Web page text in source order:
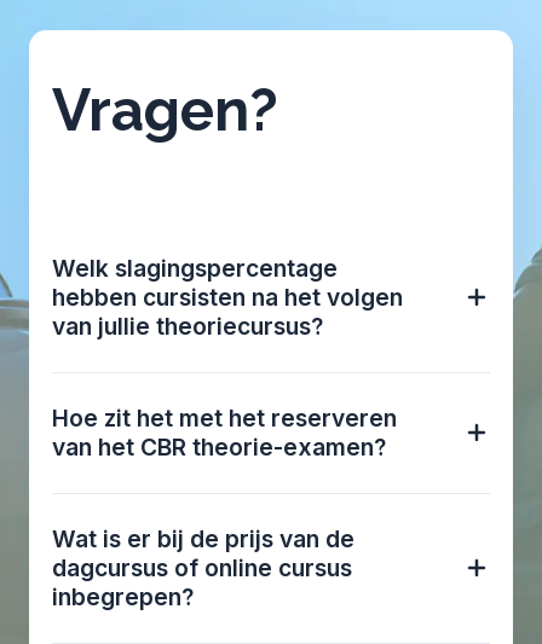
Vragen?
Welk slagingspercentage
hebben cursisten na het volgen
van jullie theoriecursus?
Hoe zit het met het reserveren
van het CBR theorie-examen?
Wat is er bij de prijs van de
dagcursus of online cursus
inbegrepen?